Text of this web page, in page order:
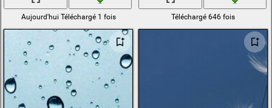
Aujourd'hui Téléchargé 1 fois Téléchargé 646 fois